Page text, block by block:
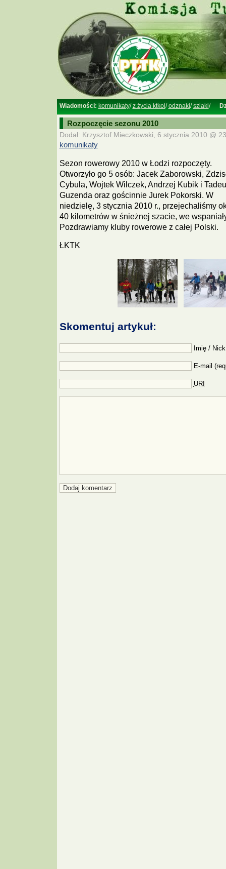
Wiadomości: komunikaty/z życia ktkol /odznaki/szlaki/
Rozpoczęcie sezonu 2010
Dodał: Krzysztof Mieczkowski, 6 stycznia 2010 @
komunikaty
Sezon rowerowy 2010 w Łodzi rozpoczęty.
Otworzyło go 5 osób: Jacek Zaborowski,
Cybula, Wojtek Wilczek, Andrzej Kubik i
Guzenda oraz gościnnie Jurek Pokorski. W
niedzielę, 3 stycznia 2010 r., przejechaliśmy
40 kilometrów w śnieżnej szacie, we
Pozdrawiamy kluby rowerowe z całej Polski.
ŁKTK
Skomentuj artykuł:
Imię /
E-mail
URI